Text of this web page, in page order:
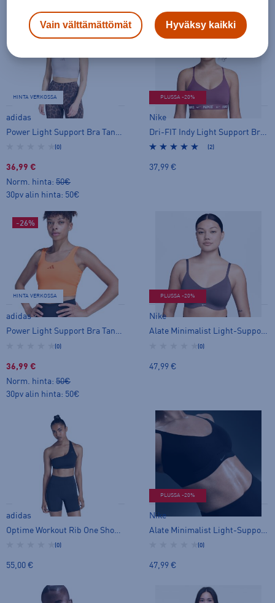
-26%
HINTA VERKOSSA
adidas
(0)
36,99 €
Norm. hinta: 50€
30pv alin hinta: 50€
PLUSSA -20%
Nike
(2)
37,99 €
-26%
HINTA VERKOSSA
adidas
Power Light Support Bra Tank Top - urheiluliivit
(0)
36,99 €
Norm. hinta: 50€
30pv alin hinta: 50€
PLUSSA -20%
Nike
Alate Minimalist Light-Support Padded - urheiluliivit
(0)
47,99 €
adidas
Optime Workout Rib One Shoulder Light Support Bra - urheiluliivit
(0)
55,00 €
PLUSSA -20%
Nike
Alate Minimalist Light-Support Padded - urheiluliivit
(0)
47,99 €
Vain välttämättömät Hyväksy kaikki